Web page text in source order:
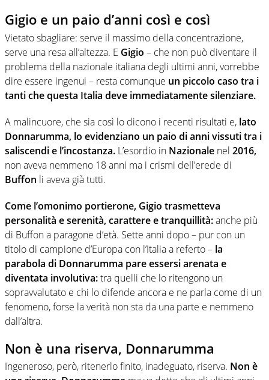
Gigio e un paio d’anni così e così
Vietato sbagliare: serve il massimo della concentrazione,
serve una resa all’altezza. E Gigio – che non può diventare il
problema della nazionale italiana degli ultimi anni, vorrebbe
dire essere ingenui – resta comunque un piccolo caso tra i
tanti che questa Italia deve immediatamente silenziare.
A malincuore, che sia così lo dicono i recenti risultati e, lato
Donnarumma, lo evidenziano un paio di anni vissuti tra i
saliscendi e l’incostanza. L’esordio in Nazionale nel 2016,
non aveva nemmeno 18 anni ma i crismi dell’erede di
Buffon li aveva già tutti.
Come l’omonimo portierone, Gigio trasmetteva
personalità e serenità, carattere e tranquillità:anche più
di Buffon a paragone d’età. Sette anni dopo – pur con un
titolo di campione d’Europa con l’Italia a referto – la
parabola di Donnarumma pare essersi arenata e
diventata involutiva:tra quelli che lo ritengono un
sopravvalutato e chi lo difende ancora e ne parla come di un
fenomeno, forse la verità non sta da una parte e nemmeno
dall’altra.
Non è una riserva, Donnarumma
Ingeneroso, però, ritenerlo finito, inadeguato, riserva. Non è